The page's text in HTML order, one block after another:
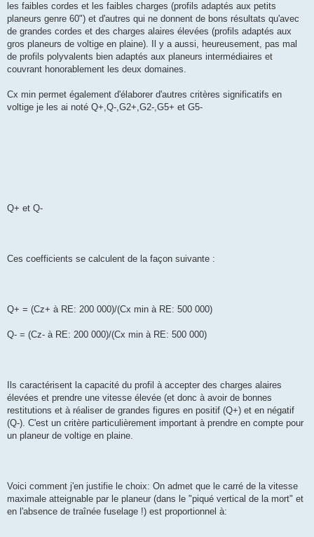
les faibles cordes et les faibles charges (profils adaptés aux petits
planeurs genre 60") et d'autres qui ne donnent de bons résultats qu'avec
de grandes cordes et des charges alaires élevées (profils adaptés aux
gros planeurs de voltige en plaine). Il y a aussi, heureusement, pas mal
de profils polyvalents bien adaptés aux planeurs intermédiaires et
couvrant honorablement les deux domaines.
Cx min permet également d'élaborer d'autres critères significatifs en
voltige je les ai noté Q+,Q-,G2+,G2-,G5+ et G5-
Q+ et Q-
Ces coefficients se calculent de la façon suivante :
Q+ = (Cz+ à RE: 200 000)/(Cx min à RE: 500 000)
Q- = (Cz- à RE: 200 000)/(Cx min à RE: 500 000)
Ils caractérisent la capacité du profil à accepter des charges alaires
élevées et prendre une vitesse élevée (et donc à avoir de bonnes
restitutions et à réaliser de grandes figures en positif (Q+) et en négatif
(Q-). C'est un critère particulièrement important à prendre en compte pour
un planeur de voltige en plaine.
Voici comment j'en justifie le choix: On admet que le carré de la vitesse
maximale atteignable par le planeur (dans le "piqué vertical de la mort" et
en l'absence de traînée fuselage !) est proportionnel à: